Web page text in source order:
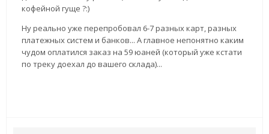
кофейной гуще ?:)
Ну реально уже перепробовал 6-7 разных карт, разных
платежных систем и банков... А главное непонятно каким
чудом оплатился заказ на 59 юаней (который уже кстати
по треку доехал до вашего склада)...